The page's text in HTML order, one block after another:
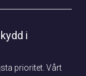
i
prioritet. Vårt